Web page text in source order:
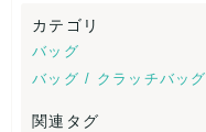
カテゴリ
バッグ
バッグ / クラッチバッグ
関連タグ